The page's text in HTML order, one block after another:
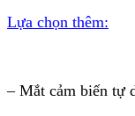
Lựa chọn thêm:
– Mắt cảm biến tự